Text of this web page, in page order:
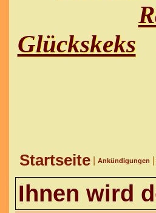
Glückskeks
Startseite Ankündigungen
Ihnen wird